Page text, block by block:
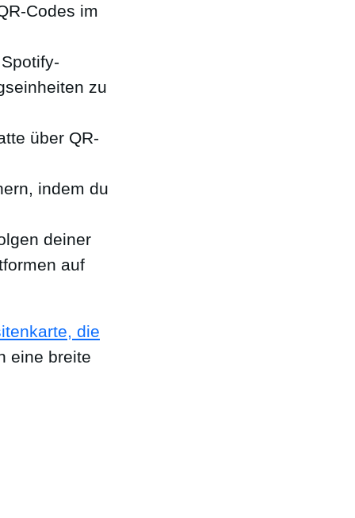
Codes im
zu
über QR-
indem du
deiner
auf
die
eine breite